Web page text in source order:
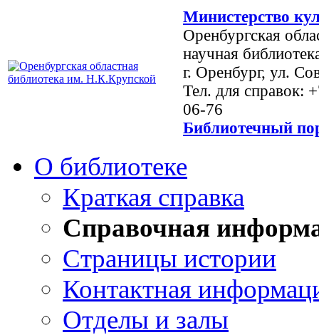
Министерство
Оренбургская
научная
г. Оренбург, ул.
Тел. для справок:
06-76
Библиотечный
О библиотеке
Краткая справка
Справочная
Страницы истории
Контактная
Отделы и залы